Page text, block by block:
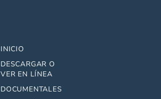
INICIO
DESCARGAR O
VER EN LÍNEA
DOCUMENTALES